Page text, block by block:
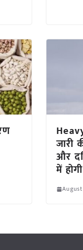
जारी
और
में